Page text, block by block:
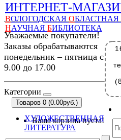
ИНТЕРНЕТ-
ВОЛОГОДСКАЯ ОБЛАСТНАЯ
НАУЧНАЯ БИБЛИОТЕКА
Уважаемые покупатели!
Заказы обрабатываются
понедельник – пятница с
9.00 до 17.00
Категории
Товаров 0 (0.00руб.)
Ваша корзина пуста!
ХУДОЖЕСТВЕННАЯ
ЛИТЕРАТУРА